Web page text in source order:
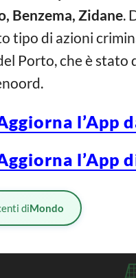
Benzema, Zidane.
tipo di azioni
Porto, che è
l’App
l’App
diMondo